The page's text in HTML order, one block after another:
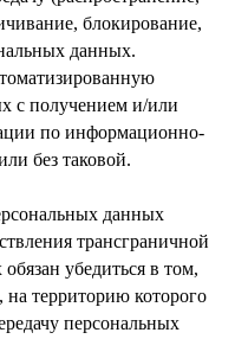
блокирование,
данных.
с получением и/или
по информационно-
без таковой.
данных
трансграничной
убедиться в том,
территорию которого
персональных